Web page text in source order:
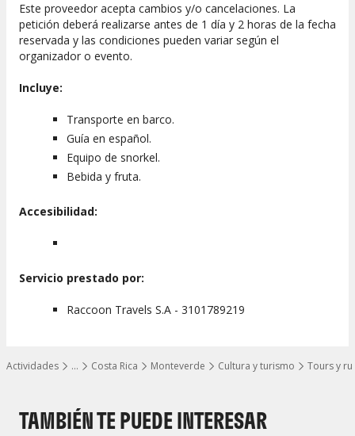
…
Mostrar todos los niveles
Actividades Costa Rica Monteverde Cultura y turismo Tours y
Este proveedor acepta cambios y/o cancelaciones. La
petición deberá realizarse antes de 1 día y 2 horas de la fecha
reservada y las condiciones pueden variar según el
organizador o evento.
Incluye:
Transporte en barco.
Guía en español.
Equipo de snorkel.
Bebida y fruta.
Accesibilidad:
Servicio prestado por:
Raccoon Travels S.A - 3101789219
TAMBIÉN TE PUEDE INTERESAR